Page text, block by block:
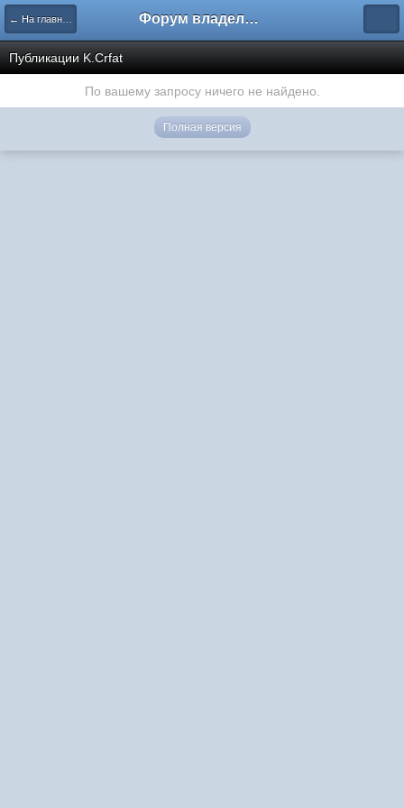
← На главную Форум владельцев интернет-магазинов
Публикации K.Crfat
По вашему запросу ничего не найдено.
Полная версия